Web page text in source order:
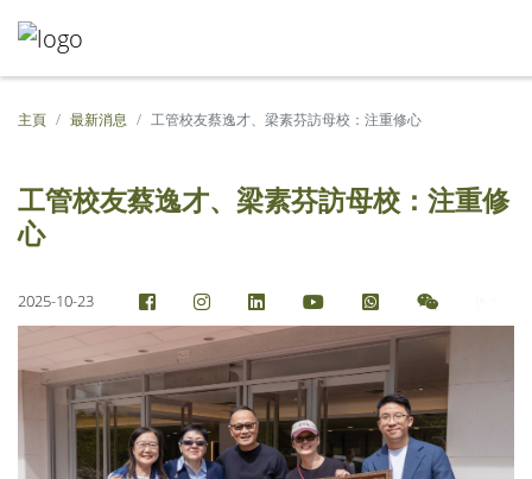
主頁 最新消息 工管校友蔡逸才、梁素芬訪母校：注重修心
工管校友蔡逸才、梁素芬訪母校：注重修
心
2025-10-23